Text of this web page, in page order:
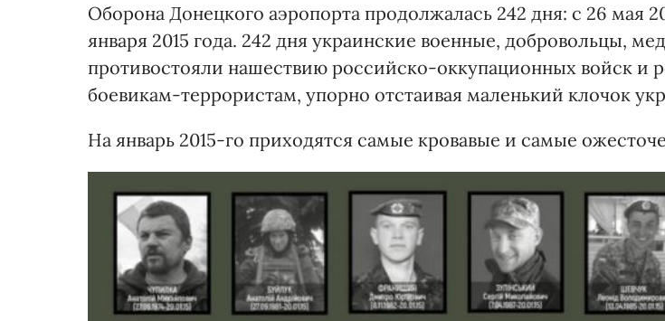
Оборона Донецкого аэропорта продолжалась 242 дня: с 26 мая
января 2015 года. 242 дня украинские военные, добровольцы,
противостояли нашествию российско-оккупационных войск и
боевикам-террористам, упорно отстаивая маленький клочок
На январь 2015-го приходятся самые кровавые и самые